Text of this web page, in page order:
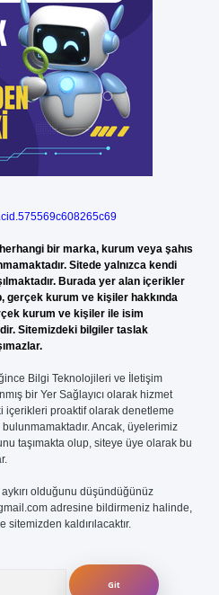
bir marka, kurum veya şahıs
Sitede yalnızca kendi
Burada yer alan içerikler
gerçek kurum ve kişiler hakkında
kurum ve kişiler ile isim
Sitemizdeki bilgiler taslak
Bilgi Teknolojileri ve İletişim
bir Yer Sağlayıcı olarak hizmet
içerikleri proaktif olarak denetleme
Ancak, üyelerimiz
taşımakta olup, siteye üye olarak bu
olduğunu düşündüğünüz
adresine bildirmeniz halinde,
kaldırılacaktır.